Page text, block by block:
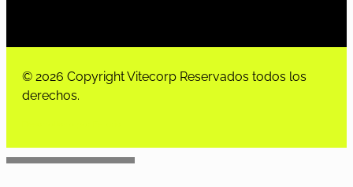
© 2026 Copyright Vitecorp Reservados todos los
derechos.